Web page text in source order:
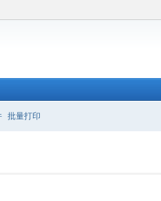
批量打印